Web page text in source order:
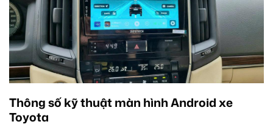
Thông số kỹ thuật màn hình Android xe
Toyota